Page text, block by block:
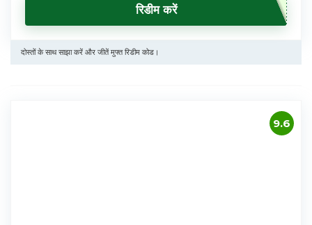
रिडीम करें
दोस्तों के साथ साझा करें और जीतें मुफ्त रिडीम कोड।
9.6